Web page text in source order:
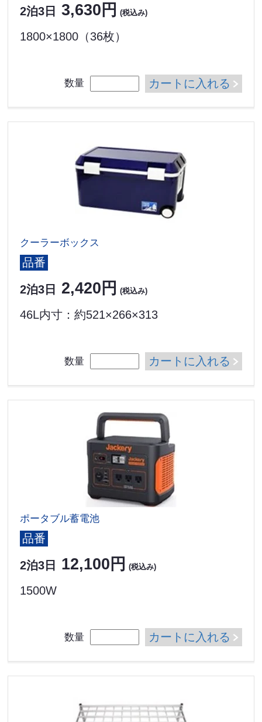
2泊3日 3,630円 (税込み)
1800×1800（36枚）
数量 カートに入れる
クーラーボックス
品番
2泊3日 2,420円 (税込み)
46L内寸：約521×266×313
数量 カートに入れる
ポータブル蓄電池
品番
2泊3日 12,100円 (税込み)
1500W
数量 カートに入れる